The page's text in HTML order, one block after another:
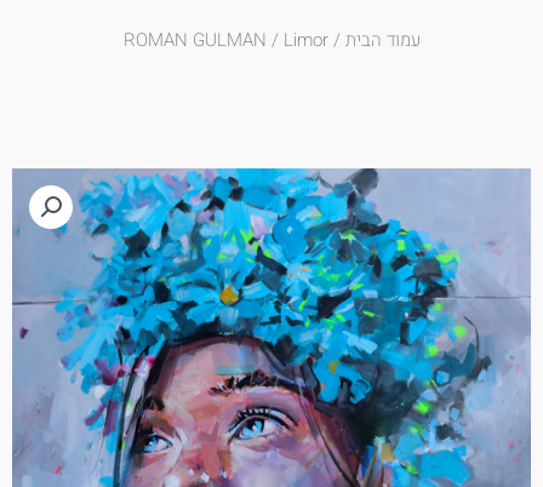
עמוד הבית/
ROMAN GULMAN/ Limor